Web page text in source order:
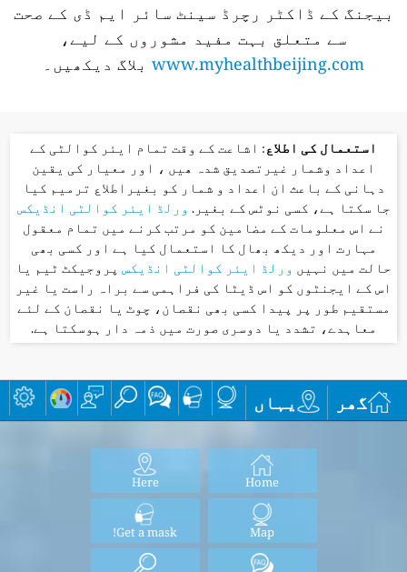
بیجنگ کے ڈاکٹر رچرڈ سینٹ سائر ایم ڈی کے صحت
سے متعلق بہت مفید مشوروں کے لیے،
www.myhealthbeijing.com بلاگ دیکھیں۔
استعمال کی اطلاع: اشاعت کے وقت تمام ایئر کوالٹی کے
اعداد وشمار غیرتصدیق شدہ ھیں ، اور معیار کی یقین
دہانی کے باعث ان اعداد و شمار کو بغیراطلاع ترمیم کیا
جا سکتا ہے، کسی نوٹس کے بغیر. ورلڈ ایئر کوالٹی انڈیکس
نے اس معلومات کے مضامین کو مرتب کرنے میں تمام معقول
مہارت اور دیکھ بھال کا استعمال کیا ہے اور کسی بھی
حالت میں نہیں ورلڈ ایئر کوالٹی انڈیکس پروجیکٹ ٹیم یا
اس کے ایجنٹوں کو اس ڈیٹا کی فراہمی سے براہ راست یا غیر
مستقیم طور پر پیدا کسی بھی نقصان، چوٹ یا نقصان کے لئے
معاہدے، تشدد یا دوسری صورت میں ذمہ دار ہوسکتا ہے.
گھر یہاں
Home
Here
Map
Get a mask!